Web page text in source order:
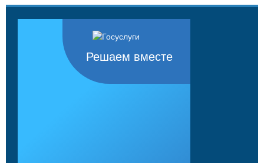
Решаем вместе